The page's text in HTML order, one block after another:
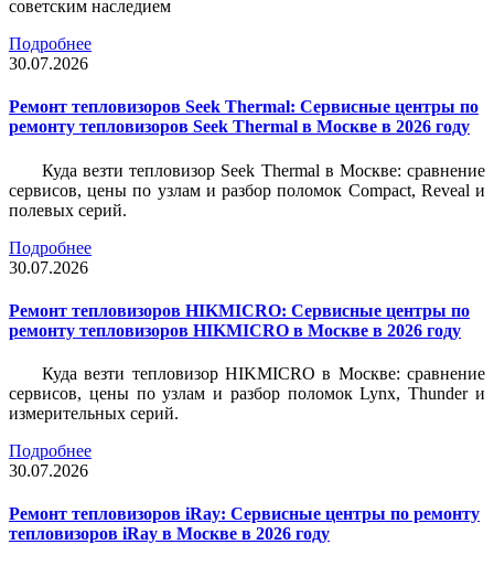
советским наследием
Подробнее
30.07.2026
Ремонт тепловизоров Seek Thermal: Сервисные центры по
ремонту тепловизоров Seek Thermal в Москве в 2026 году
Куда везти тепловизор Seek Thermal в Москве: сравнение
сервисов, цены по узлам и разбор поломок Compact, Reveal и
полевых серий.
Подробнее
30.07.2026
Ремонт тепловизоров HIKMICRO: Сервисные центры по
ремонту тепловизоров HIKMICRO в Москве в 2026 году
Куда везти тепловизор HIKMICRO в Москве: сравнение
сервисов, цены по узлам и разбор поломок Lynx, Thunder и
измерительных серий.
Подробнее
30.07.2026
Ремонт тепловизоров iRay: Сервисные центры по ремонту
тепловизоров iRay в Москве в 2026 году